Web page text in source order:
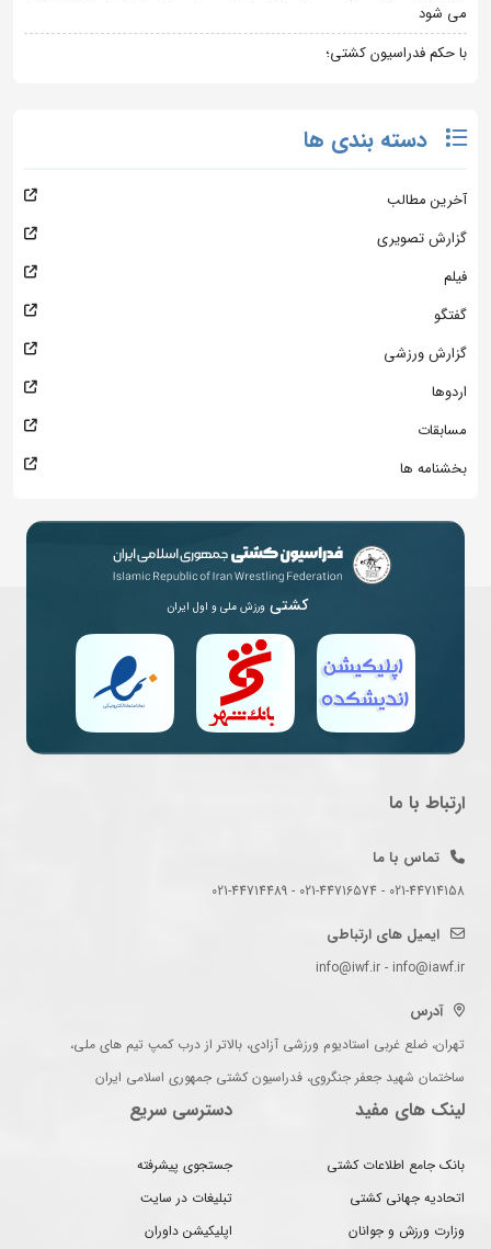
می شود
با حکم فدراسیون کشتی؛
دسته بندی ها
آخرین مطالب
گزارش تصویری
فیلم
گفتگو
گزارش ورزشی
اردوها
مسابقات
بخشنامه ها
کشتی ورزش ملی و اول ایران
ارتباط با ما
تماس با ما
021-44714158 - 021-44716574 - 021-44714489
ایمیل های ارتباطی
info@iwf.ir - info@iawf.ir
آدرس
تهران، ضلع غربی استادیوم ورزشی آزادی، بالاتر از درب کمپ تیم های ملی،
ساختمان شهید جعفر جنگروی، فدراسیون کشتی جمهوری اسلامی ایران
لینک های مفید
بانک جامع اطلاعات کشتی
اتحادیه جهانی کشتی
وزارت ورزش و جوانان
دسترسی سریع
جستجوی پیشرفته
تبلیغات در سایت
اپلیکیشن داوران